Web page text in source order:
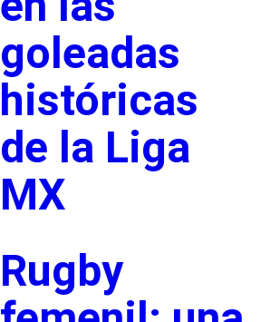
goleadas
históricas
de la Liga
MX
Rugby